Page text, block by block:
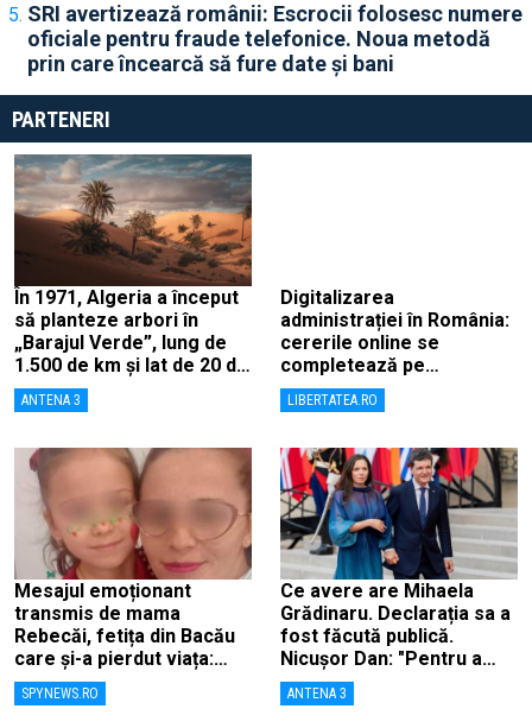
SRI avertizează românii: Escrocii folosesc numere
oficiale pentru fraude telefonice. Noua metodă
prin care încearcă să fure date și bani
PARTENERI
În 1971, Algeria a început
să planteze arbori în
„Barajul Verde”, lung de
1.500 de km și lat de 20 de
km, ca să combată
deșertificarea
ANTENA 3
Digitalizarea
administrației în România:
cererile online se
completează pe
calculatoarele de la
ghișee
LIBERTATEA.RO
Mesajul emoționant
transmis de mama
Rebecăi, fetița din Bacău
care și-a pierdut viața:
„Îngerașul meu…”
SPYNEWS.RO
Ce avere are Mihaela
Grădinaru. Declarația sa a
fost făcută publică.
Nicușor Dan: "Pentru a
înlătura orice speculații"
ANTENA 3